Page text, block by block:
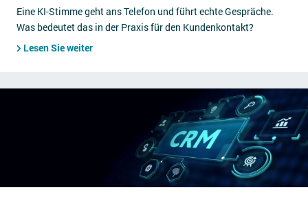
Eine KI-Stimme geht ans Telefon und führt echte Gespräche.
Was bedeutet das in der Praxis für den Kundenkontakt?
Lesen Sie weiter